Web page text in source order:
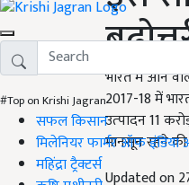
#Top on Krishi Jagran
सफल किसान
मिलेनियर फार्मर ऑफ इंडिया
महिंद्रा ट्रैक्टर्स
भारत में आने
2017-18 में
उत्‍पादन 11
मानसून रहने की
Updated on